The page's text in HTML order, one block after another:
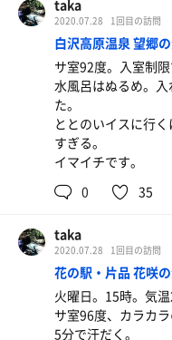
少し富士山が見えて
途中一回ミストサ
体全身をミストに包
全部で5セット最高
はなれの湯の造り
口コミ通りとても良
taka
2020.07.28 1回目の訪問
白沢高原温泉 望郷
サ室92度。入室制
水風呂はぬるめ。
た。
ととのいイスに行
すぎる。
イマイチです。
0
35
taka
2020.07.28 1回目の訪問
花の駅・片品 花咲
火曜日。15時。気温
サ室96度、カラカ
5分で汗だく。